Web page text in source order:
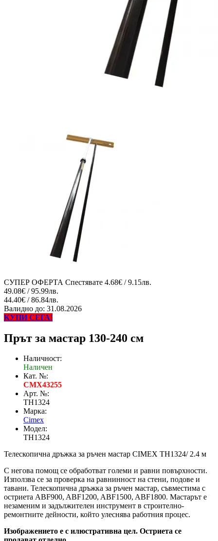
СУПЕР ОФЕРТА Спестявате 4.68€ / 9.15лв.
49.08€ / 95.99лв.
44.40€ / 86.84лв.
Валидно до: 31.08.2026
КУПИ СЕГА!
Прът за мастар 130-240 см
Наличност:
Наличен
Кат. №:
CMX43255
Арт. №:
TH1324
Марка:
Cimex
Модел:
TH1324
Телескопична дръжка за ръчен мастар CIMEX TH1324/ 2.4 м
С негова помощ се обработват големи и равни повърхности.
Използва се за проверка на равнинност на стени, подове и
тавани. Телескопична дръжка за ръчен мастар, съвместима с
остриета ABF900, ABF1200, ABF1500, ABF1800. Мастарът е
незаменим и задължителен инструмент в строително-
ремонтните дейности, който улеснява работния процес.
Изображението е с илюстративна цел. Остриета се